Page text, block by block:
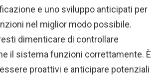
e uno sviluppo anticipati per
nel miglior modo possibile.
dimenticare di controllare
il sistema funzioni correttamente. È
proattivi e anticipare potenziali